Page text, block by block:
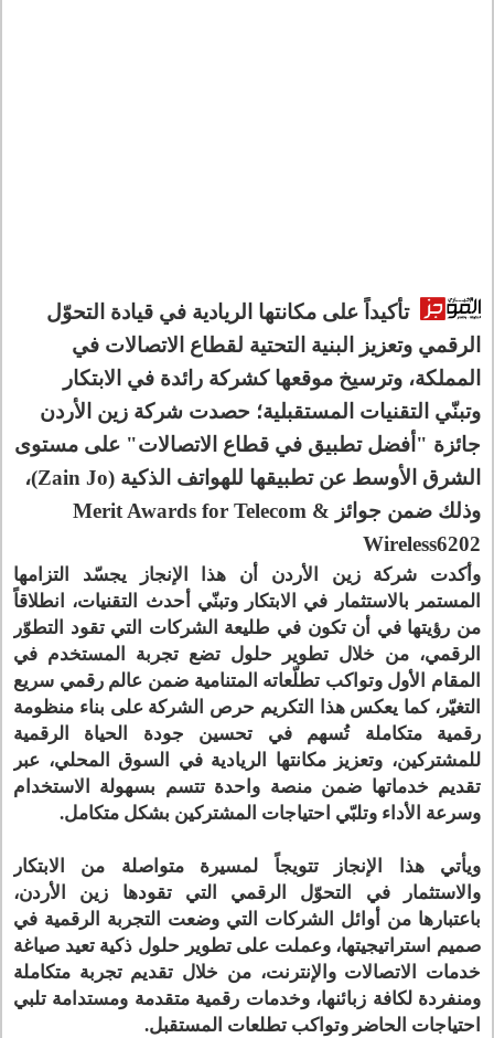
تأكيداً على مكانتها الريادية في قيادة التحوّل
الرقمي وتعزيز البنية التحتية لقطاع الاتصالات في
المملكة، وترسيخ موقعها كشركة رائدة في الابتكار
وتبنّي التقنيات المستقبلية؛ حصدت شركة زين الأردن
جائزة "أفضل تطبيق في قطاع الاتصالات" على مستوى
الشرق الأوسط عن تطبيقها للهواتف الذكية (Zain Jo)،
وذلك ضمن جوائز Merit Awards for Telecom &
Wireless6202
وأكدت شركة زين الأردن أن هذا الإنجاز يجسّد التزامها
المستمر بالاستثمار في الابتكار وتبنّي أحدث التقنيات، انطلاقاً
من رؤيتها في أن تكون في طليعة الشركات التي تقود التطوّر
الرقمي، من خلال تطوير حلول تضع تجربة المستخدم في
المقام الأول وتواكب تطلّعاته المتنامية ضمن عالم رقمي سريع
التغيّر، كما يعكس هذا التكريم حرص الشركة على بناء منظومة
رقمية متكاملة تُسهم في تحسين جودة الحياة الرقمية
للمشتركين، وتعزيز مكانتها الريادية في السوق المحلي، عبر
تقديم خدماتها ضمن منصة واحدة تتسم بسهولة الاستخدام
وسرعة الأداء وتلبّي احتياجات المشتركين بشكل متكامل.
ويأتي هذا الإنجاز تتويجاً لمسيرة متواصلة من الابتكار
والاستثمار في التحوّل الرقمي التي تقودها زين الأردن،
باعتبارها من أوائل الشركات التي وضعت التجربة الرقمية في
صميم استراتيجيتها، وعملت على تطوير حلول ذكية تعيد صياغة
خدمات الاتصالات والإنترنت، من خلال تقديم تجربة متكاملة
ومنفردة لكافة زبائنها، وخدمات رقمية متقدمة ومستدامة تلبي
احتياجات الحاضر وتواكب تطلعات المستقبل.